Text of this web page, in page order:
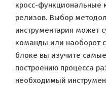
кросс-функциональные
релизов. Выбор
инструментария может
команды или наоборот
блоке вы изучите
построению процесса
необходимый